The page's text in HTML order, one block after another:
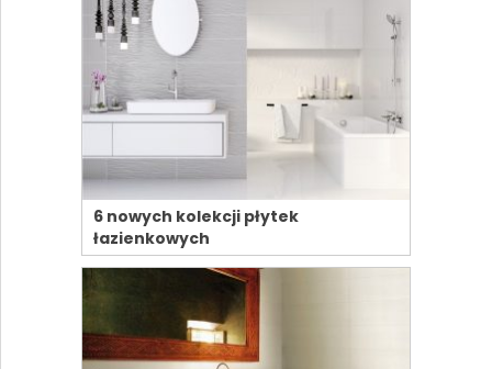
6 nowych kolekcji płytek
łazienkowych